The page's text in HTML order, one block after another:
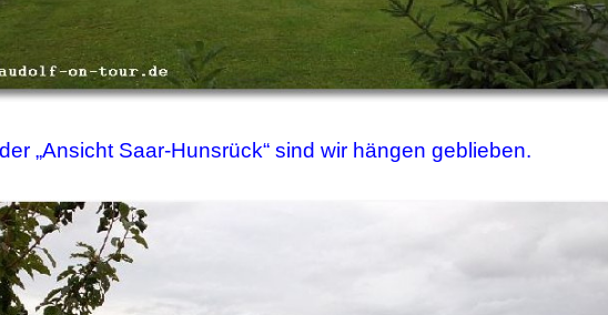
„Ansicht Saar-Hunsrück“ sind wir hängen geblieben.